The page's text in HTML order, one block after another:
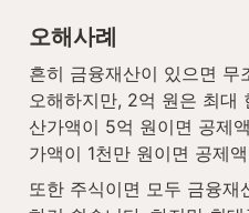
오해사례
흔히 금융재산이 있으면
오해하지만, 2억 원은 최대
산가액이 5억 원이면 공제
가액이 1천만 원이면 공제
또한 주식이면 모두 금융재